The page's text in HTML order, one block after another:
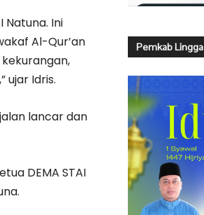
Natuna. Ini
Al-Qur’an
ujar Idris.
lancar dan
DEMA STAI
Pemkab Lingga